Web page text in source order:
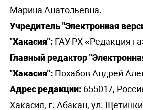
Марина Анатольевна.
Учредитель "Электронная
"Хакасия": ГАУ РХ «Редакция
Главный редактор
"Хакасия": Похабов Андрей
Адрес редакции: 655017,
Хакасия, г. Абакан, ул.